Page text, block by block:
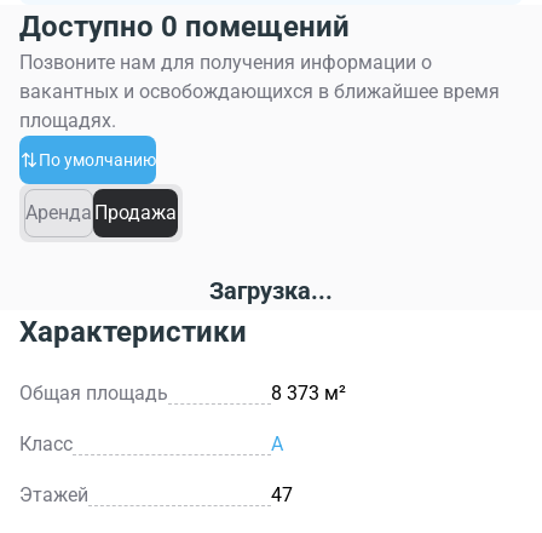
Доступно 0 помещений
Позвоните нам для получения информации о
вакантных и освобождающихся в ближайшее время
площадях.
По умолчанию
Аренда Продажа
Загрузка...
Характеристики
Общая площадь 8 373 м²
Класс A
Этажей 47